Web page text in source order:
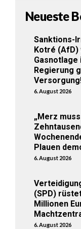
Neueste
Sanktions-
Kotré
Gasnotlage
Regierung
6. August 2026
„Merz
Plauen
6. August 2026
(SPD)
Millionen
6. August 2026